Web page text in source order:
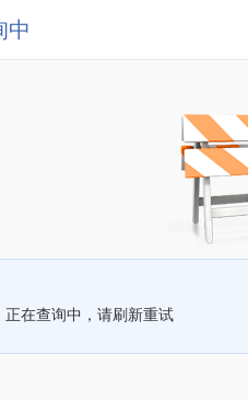
中
正在查询中，请刷新重试